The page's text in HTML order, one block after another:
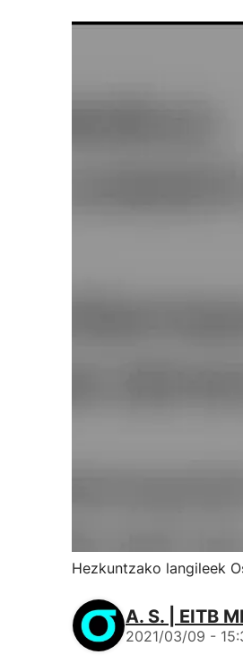
Hezkuntzako langileek
A. S. | EITB
2021/03/09 -